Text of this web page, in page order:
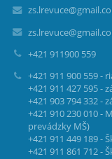
+421 911900 559
+421 911 900 559 -
+421 911 427 595 -
+421 903 794 332 -
+421 910 230 010 -
prevádzky MŠ)
+421 911 449 189 -
+421 911 861 712 -